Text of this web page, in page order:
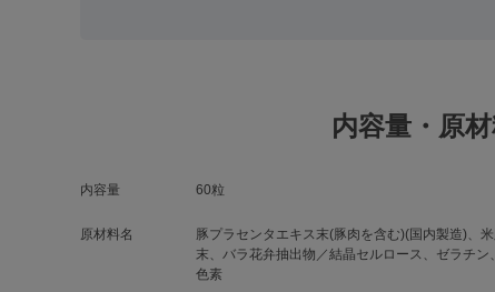
内容量・原
内容量 60粒
原材料名
豚プラセンタエキス末(豚肉を含む)(国内製造)、
末、バラ花弁抽出物／結晶セルロース、ゼラチ
色素